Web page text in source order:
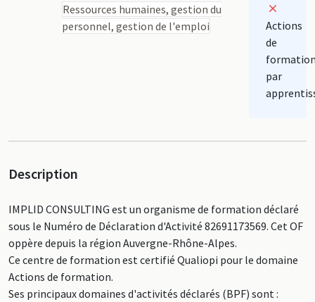
Ressources humaines, gestion du
personnel, gestion de l'emploi
Actions
de
par
Description
IMPLID CONSULTING est un organisme de formation déclaré
sous le Numéro de Déclaration d'Activité 82691173569. Cet OF
oppère depuis la région Auvergne-Rhône-Alpes.
Ce centre de formation est certifié Qualiopi pour le domaine
Actions de formation.
Ses principaux domaines d'activités déclarés (BPF) sont :